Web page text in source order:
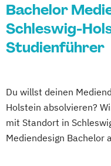
Bachelor
Schleswig-
Studienführer
Du willst deinen
Holstein absolvieren?
mit Standort in
Mediendesign Bachelor